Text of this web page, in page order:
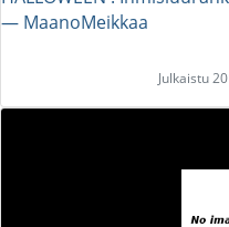
― MaanoMeikkaa
Julkaistu